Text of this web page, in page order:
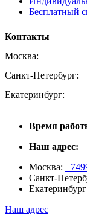
Бесплатный
Контакты
Москва:
Санкт-Петербург:
Екатеринбург:
Время
Наш адрес:
Москва:
Санкт-
Наш адрес